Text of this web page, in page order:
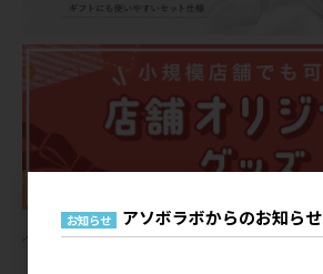
お知らせ アソボラボからのお知らせ